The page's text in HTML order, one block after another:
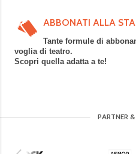
ABBONATI ALLA
Tante formule di
voglia di teatro.
Scopri quella adatta a te!
PARTNER